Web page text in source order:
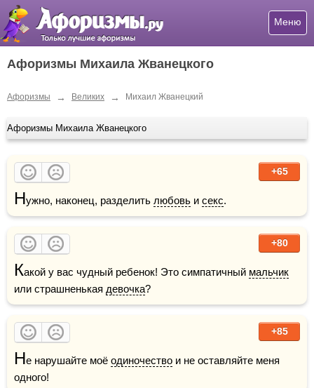
Меню
Афоризмы Михаила Жванецкого
Афоризмы → Великих → Михаил Жванецкий
Афоризмы Михаила Жванецкого
+65
Нужно, наконец, разделить любовь и секс.
+80
Какой у вас чудный ребенок! Это симпатичный мальчик
или страшненькая девочка?
+85
Не нарушайте моё одиночество и не оставляйте меня
одного!